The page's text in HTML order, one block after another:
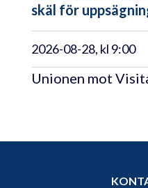
skäl för
2026-08-28, kl 9:00
Unionen mot